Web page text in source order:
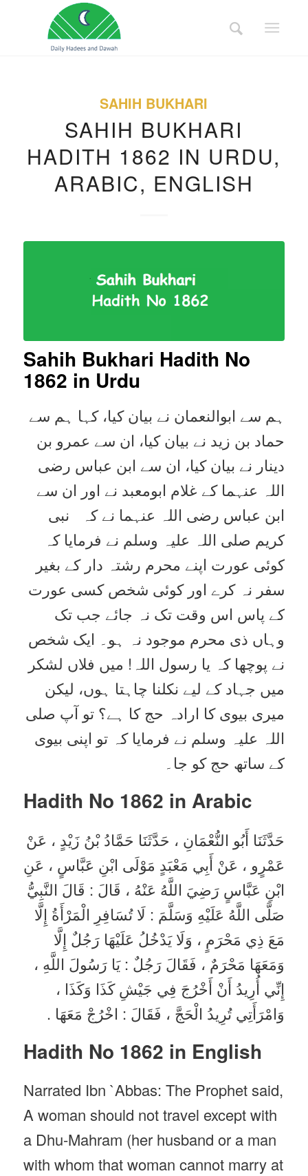
SAHIH BUKHARI
SAHIH BUKHARI
HADITH 1862 IN URDU,
ARABIC, ENGLISH
Sahih Bukhari Hadith No
1862 in Urdu
ہم سے ابوالنعمان نے بیان کیا، کہا ہم سے
حماد بن زید نے بیان کیا، ان سے عمرو بن
دینار نے بیان کیا، ان سے ابن عباس رضی
اللہ عنہما کے غلام ابومعبد نے اور ان سے
ابن عباس رضی اللہ عنہما نے کہ نبی
کریم صلی اللہ علیہ وسلم نے فرمایا کہ
کوئی عورت اپنے محرم رشتہ دار کے بغیر
سفر نہ کرے اور کوئی شخص کسی عورت
کے پاس اس وقت تک نہ جائے جب تک
وہاں ذی محرم موجود نہ ہو۔ ایک شخص
نے پوچھا کہ یا رسول اللہ! میں فلاں لشکر
میں جہاد کے لیے نکلنا چاہتا ہوں، لیکن
میری بیوی کا ارادہ حج کا ہے؟ تو آپ صلی
اللہ علیہ وسلم نے فرمایا کہ تو اپنی بیوی
کے ساتھ حج کو جا۔
Hadith No 1862 in Arabic
حَدَّثَنَا أَبُو النُّعْمَانِ ، حَدَّثَنَا حَمَّادُ بْنُ زَيْدٍ ، عَنْ
عَمْرٍو ، عَنْ أَبِي مَعْبَدٍ مَوْلَى ابْنِ عَبَّاسٍ ، عَنِ
ابْنِ عَبَّاسٍ رَضِيَ اللَّهُ عَنْهُ ، قَالَ : قَالَ النَّبِيُّ
صَلَّى اللَّهُ عَلَيْهِ وَسَلَّمَ : لَا تُسَافِرِ الْمَرْأَةُ إِلَّا
مَعَ ذِي مَحْرَمٍ ، وَلَا يَدْخُلُ عَلَيْهَا رَجُلٌ إِلَّا
وَمَعَهَا مَحْرَمٌ ، فَقَالَ رَجُلٌ : يَا رَسُولَ اللَّهِ ،
إِنِّي أُرِيدُ أَنْ أَخْرُجَ فِي جَيْشِ كَذَا وَكَذَا ،
وَامْرَأَتِي تُرِيدُ الْحَجَّ ، فَقَالَ : اخْرُجْ مَعَهَا .
Hadith No 1862 in English
Narrated Ibn `Abbas: The Prophet said,
A woman should not travel except with
a Dhu-Mahram (her husband or a man
with whom that woman cannot marry at